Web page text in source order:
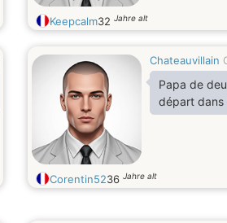
Keepcalm32 Jahre alt
Chateauvillain
Papa de
départ dans
Corentin5236 Jahre alt